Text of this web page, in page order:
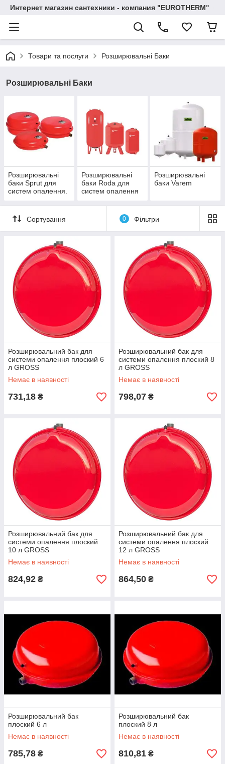
Интернет магазин сантехники - компания "EUROTHERM"
Товари та послуги Розширювальні Баки
Розширювальні Баки
Розширювальні
баки Sprut для
систем опалення.
Розширювальні
баки Roda для
систем опалення
Розширювальні
баки Varem
Сортування 0 Фільтри
Розширювальний бак для
системи опалення плоский 6
л GROSS
Немає в наявності
731,18 ₴
Розширювальний бак для
системи опалення плоский 8
л GROSS
Немає в наявності
798,07 ₴
Розширювальний бак для
системи опалення плоский
10 л GROSS
Немає в наявності
824,92 ₴
Розширювальний бак для
системи опалення плоский
12 л GROSS
Немає в наявності
864,50 ₴
Розширювальний бак
плоский 6 л
Немає в наявності
785,78 ₴
Розширювальний бак
плоский 8 л
Немає в наявності
810,81 ₴